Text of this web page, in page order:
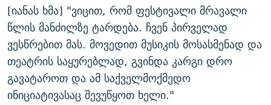
[იანას ხმა] "ვიცით, რომ ფესტივალი მრავალი
წლის მანძილზე ტარდება. ჩვენ პირველად
ვესწრებით მას. მოვედით მუსიკის მოსასმენად და
თეატრის საყურებლად, გვინდა კარგი დრო
გავატაროთ და ამ საქველმოქმედო
ინიციატივასაც შევუწყოთ ხელი."